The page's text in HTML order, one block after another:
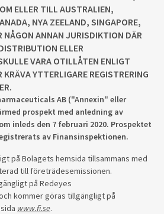
ELLER TILL AUSTRALIEN,
NYA ZEELAND, SINGAPORE,
NÅGON ANNAN JURISDIKTION DÄR
ELLER
VARA OTILLÅTEN ENLIGT
YTTERLIGARE REGISTRERING
AB ("Annexin" eller
prospekt med anledning av
inleds den 7 februari 2020. Prospektet
av Finansinspektionen.
på Bolagets hemsida tillsammans med
till företrädesemissionen.
på Redeyes
kommer göras tillgängligt på
www.fi.se.